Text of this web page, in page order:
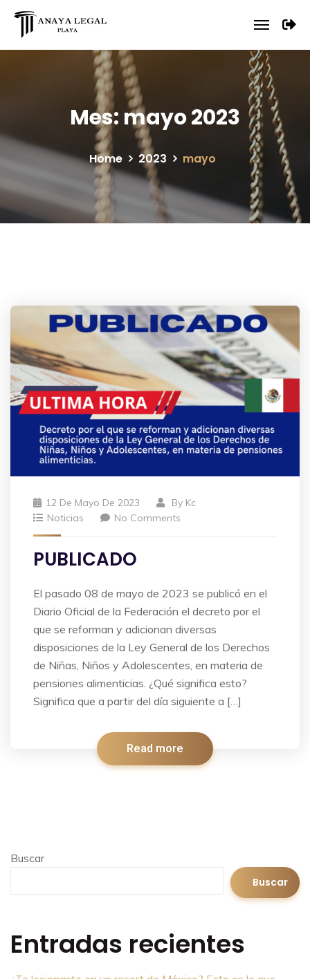
Mes: mayo 2023
Home 2023 mayo
12 De Mayo De 2023 By Kc
Noticias
No Comments
PUBLICADO
El pasado 08 de mayo de 2023 se publicó en el
Diario Oficial de la Federación el decreto por el
que se reforman y adicionan diversas
disposiciones de la Ley General de los Derechos
de Niñas, Niños y Adolescentes, en materia de
pensiones alimenticias. ¿Qué significa esto?
Significa que a partir del día siguiente a […]
Read more
Buscar
Buscar
Entradas recientes